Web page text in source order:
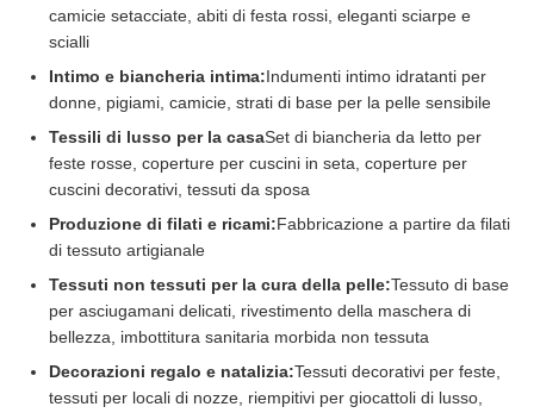
camicie setacciate, abiti di festa rossi, eleganti sciarpe e
scialli
Intimo e biancheria intima:Indumenti intimo idratanti per
donne, pigiami, camicie, strati di base per la pelle sensibile
Tessili di lusso per la casaSet di biancheria da letto per
feste rosse, coperture per cuscini in seta, coperture per
cuscini decorativi, tessuti da sposa
Produzione di filati e ricami:Fabbricazione a partire da filati
di tessuto artigianale
Tessuti non tessuti per la cura della pelle:Tessuto di base
per asciugamani delicati, rivestimento della maschera di
bellezza, imbottitura sanitaria morbida non tessuta
Decorazioni regalo e natalizia:Tessuti decorativi per feste,
tessuti per locali di nozze, riempitivi per giocattoli di lusso,